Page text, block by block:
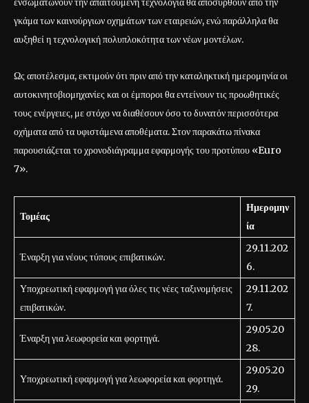
γκάμα των καινούργιων οχημάτων των εταιρειών, ενώ παράλληλα θα
αυξηθεί η τεχνολογική πολυπλοκότητα των νέων μοντέλων.
Ως αποτέλεσμα, εκτιμούν ότι πριν από την καταληκτική ημερομηνία οι
αυτοκινητοβιομηχανίες και οι έμποροι θα εντείνουν τις προωθητικές
τους ενέργειες, με στόχο να διαθέσουν όσο το δυνατόν περισσότερα
οχήματα από τα υφιστάμενα αποθέματα. Στον παρακάτω πίνακα
παρουσιάζεται το χρονοδιάγραμμα εφαρμογής του προτύπου «Euro
7».
Τομέας
Ημερομην
ία
Έναρξη για νέους τύπους επιβατικών.
29.11.202
6.
Υποχρεωτική εφαρμογή για όλες τις νέες ταξινομήσεις
επιβατικών.
29.11.202
7.
Έναρξη για λεωφορεία και φορτηγά.
29.05.20
28.
Υποχρεωτική εφαρμογή για λεωφορεία και φορτηγά.
29.05.20
29.